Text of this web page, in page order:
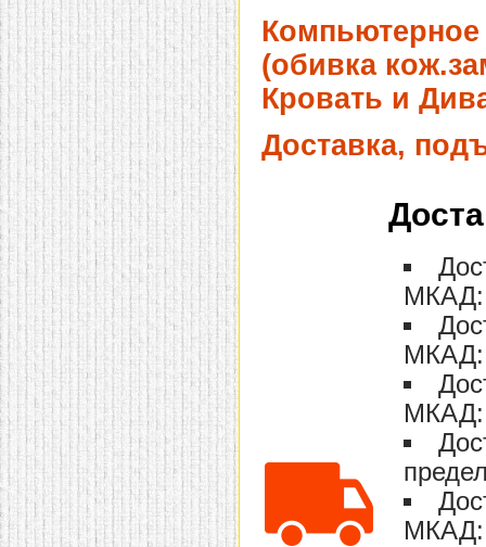
(обивка
Кровать и
Доставка,
МКАД:
МКАД:
МКАД:
МКАД: